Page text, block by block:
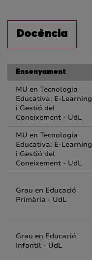
Docència
Ensenyament
MU en Tecnologia
Educativa: E-Learning
i Gestió del
Coneixement - UdL
MU en Tecnologia
Educativa: E-Learning
i Gestió del
Coneixement - UdL
Grau en Educació
Primària - UdL
Grau en Educació
Infantil - UdL